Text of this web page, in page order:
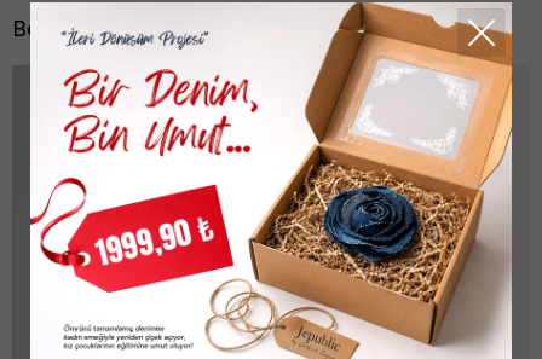
Benzer Ürünler